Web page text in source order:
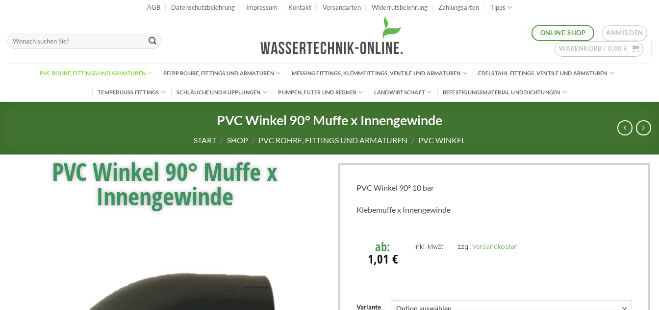
AGB Datenschutzbelehrung Impressum Kontakt Versandarten Widerrufsbelehrung Zahlungsarten Tipps
ONLINE-SHOP ANMELDEN
WARENKORB / 0,00 €
PVC ROHRE, FITTINGS UND ARMATUREN PE/PP ROHRE, FITTINGS UND ARMATUREN MESSING FITTINGS, KLEMMFITTINGS, VENTILE UND ARMATUREN EDELSTAHL FITTINGS, VENTILE UND ARMATUREN
TEMPERGUSS FITTINGS SCHLÄUCHE UND KUPPLUNGEN PUMPEN, FILTER UND REGNER LANDWIRTSCHAFT BEFESTIGUNGSMATERIAL UND DICHTUNGEN
PVC Winkel 90° Muffe x Innengewinde
START / SHOP / PVC ROHRE, FITTINGS UND ARMATUREN / PVC WINKEL
PVC Winkel 90° Muffe x
Innengewinde PVC Winkel 90° 10 bar
Klebemuffe x Innengewinde
ab:
1,01 €
inkl. MwSt. zzgl. Versandkosten
Variante